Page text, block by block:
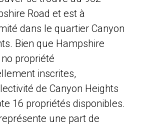
Road et est à
dans le quartier Canyon
Bien que Hampshire
no propriété
inscrites,
de Canyon Heights
16 propriétés disponibles.
une part de